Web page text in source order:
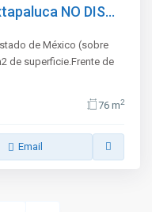
NO DIS...
de México (sobre
de superficie.Frente de
76 m2
Email